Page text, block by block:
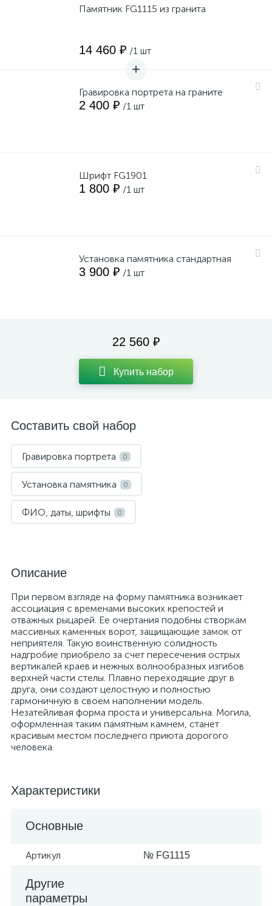
Памятник FG1115 из гранита
14 460 ₽ /1 шт
Гравировка портрета на граните
2 400 ₽ /1 шт
Шрифт FG1901
1 800 ₽ /1 шт
Установка памятника стандартная
3 900 ₽ /1 шт
22 560 ₽
Купить набор
Составить свой набор
Гравировка портрета 0
Установка памятника 0
ФИО, даты, шрифты 0
Описание
При первом взгляде на форму памятника возникает
ассоциация с временами высоких крепостей и
отважных рыцарей. Ее очертания подобны створкам
массивных каменных ворот, защищающие замок от
неприятеля. Такую воинственную солидность
надгробие приобрело за счет пересечения острых
вертикалей краев и нежных волнообразных изгибов
верхней части стелы. Плавно переходящие друг в
друга, они создают целостную и полностью
гармоничную в своем наполнении модель.
Незатейливая форма проста и универсальна. Могила,
оформленная таким памятным камнем, станет
красивым местом последнего приюта дорогого
человека.
Характеристики
Основные
Артикул № FG1115
Другие
параметры